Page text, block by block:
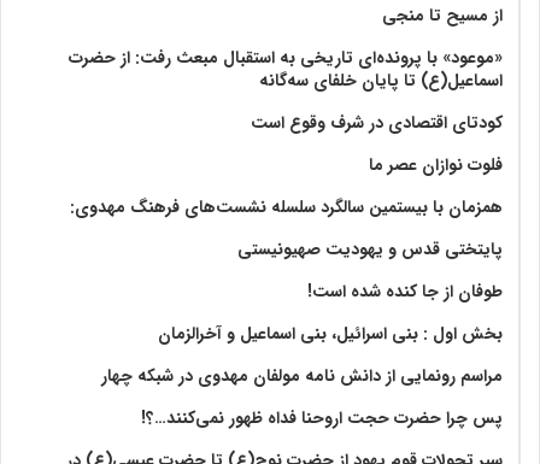
از مسیح تا منجی
«موعود» با پرونده‌ای تاریخی به استقبال مبعث رفت: از حضرت
اسماعیل(ع) تا پایان خلفای سه‌گانه
کودتای اقتصادی در شرف وقوع است
فلوت نوازان عصر ما
همزمان با بیستمین سالگرد سلسله نشست‌های فرهنگ مهدوی:‌
پایتختی قدس و یهودیت صهیونیستی
طوفان از جا کنده شده است!
بخش اول : بنی اسرائیل، بنی اسماعیل و آخرالزمان
مراسم رونمایی از دانش نامه مولفان مهدوی در شبکه چهار
پس چرا حضرت حجت اروحنا فداه ظهور نمی‌کنند…؟!